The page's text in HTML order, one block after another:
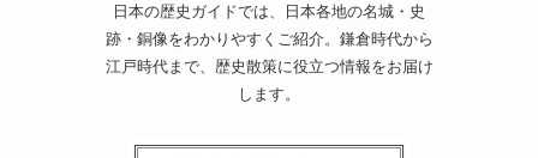
日本の歴史ガイドでは、日本各地の名城・史
跡・銅像をわかりやすくご紹介。鎌倉時代から
江戸時代まで、歴史散策に役立つ情報をお届け
します。